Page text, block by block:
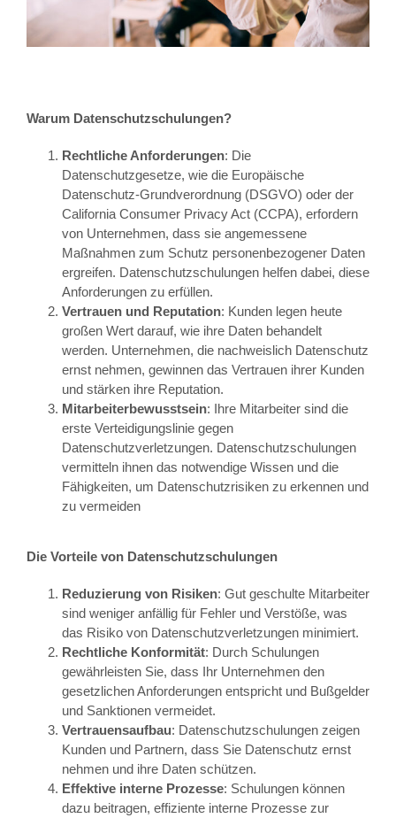
Warum Datenschutzschulungen?
Rechtliche Anforderungen: Die
Datenschutzgesetze, wie die Europäische
Datenschutz-Grundverordnung (DSGVO) oder der
California Consumer Privacy Act (CCPA), erfordern
von Unternehmen, dass sie angemessene
Maßnahmen zum Schutz personenbezogener Daten
ergreifen. Datenschutzschulungen helfen dabei, diese
Anforderungen zu erfüllen.
Vertrauen und Reputation: Kunden legen heute
großen Wert darauf, wie ihre Daten behandelt
werden. Unternehmen, die nachweislich Datenschutz
ernst nehmen, gewinnen das Vertrauen ihrer Kunden
und stärken ihre Reputation.
Mitarbeiterbewusstsein: Ihre Mitarbeiter sind die
erste Verteidigungslinie gegen
Datenschutzverletzungen. Datenschutzschulungen
vermitteln ihnen das notwendige Wissen und die
Fähigkeiten, um Datenschutzrisiken zu erkennen und
zu vermeiden
Die Vorteile von Datenschutzschulungen
Reduzierung von Risiken: Gut geschulte Mitarbeiter
sind weniger anfällig für Fehler und Verstöße, was
das Risiko von Datenschutzverletzungen minimiert.
Rechtliche Konformität: Durch Schulungen
gewährleisten Sie, dass Ihr Unternehmen den
gesetzlichen Anforderungen entspricht und Bußgelder
und Sanktionen vermeidet.
Vertrauensaufbau: Datenschutzschulungen zeigen
Kunden und Partnern, dass Sie Datenschutz ernst
nehmen und ihre Daten schützen.
Effektive interne Prozesse: Schulungen können
dazu beitragen, effiziente interne Prozesse zur